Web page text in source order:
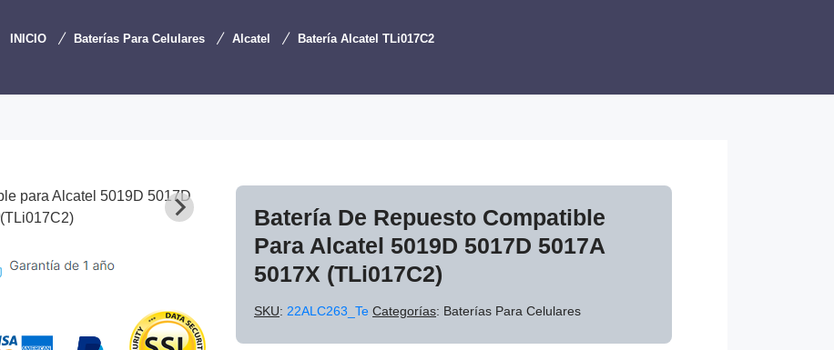
INICIO Baterías Para Celulares Alcatel Batería Alcatel TLi017C2
Batería De Repuesto Compatible
Para Alcatel 5019D 5017D 5017A
5017X (TLi017C2)
SKU: 22ALC263_Te Categorías: Baterías Para Celulares